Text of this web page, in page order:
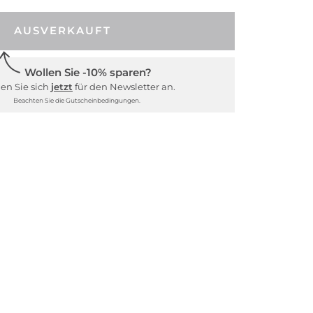
AUSVERKAUFT
Wollen Sie -10% sparen?
Sie sich jetzt für den Newsletter an.
Beachten Sie die Gutscheinbedingungen.